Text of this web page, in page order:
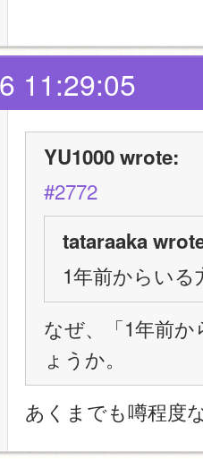
11:29:05
YU1000 wrote:
#2772
tataraaka
1年前からい
なぜ、「1年前
ょうか。
あくまでも噂程度